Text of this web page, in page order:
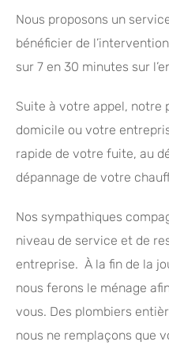
Nous proposons un
bénéficier de
sur 7 en 30 minutes sur
Suite à votre appel, notre
domicile ou votre
rapide de votre fuite, au
dépannage de votre
Nos sympathiques
niveau de service et de
entreprise. À la fin de la
nous ferons le ménage
vous. Des plombiers
nous ne remplaçons que